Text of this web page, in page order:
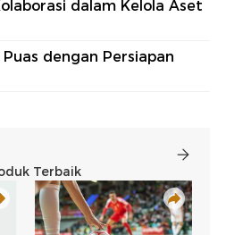
dalam Kelola Aset
Puas dengan Persiapan